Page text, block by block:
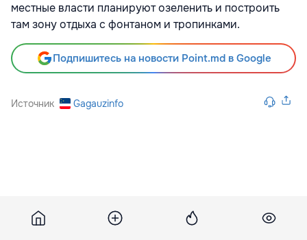
местные власти планируют озеленить и построить
там зону отдыха с фонтаном и тропинками.
Подпишитесь на новости Point.md в Google
Источник Gagauzinfo